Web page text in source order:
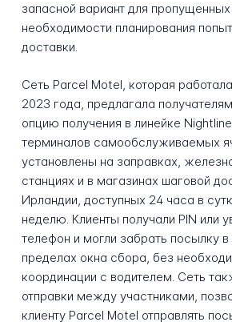
запасной вариант для
необходимости планирования
доставки.
Сеть Parcel Motel, которая
2023 года, предлагала
опцию получения в линейке
терминалов самообслуживаемых
установлены на заправках,
станциях и в магазинах шаговой
Ирландии, доступных 24 часа в
неделю. Клиенты получали PIN или
телефон и могли забрать посылку
пределах окна сбора, без
координации с водителем. Сеть
отправки между участниками,
клиенту Parcel Motel отправлять